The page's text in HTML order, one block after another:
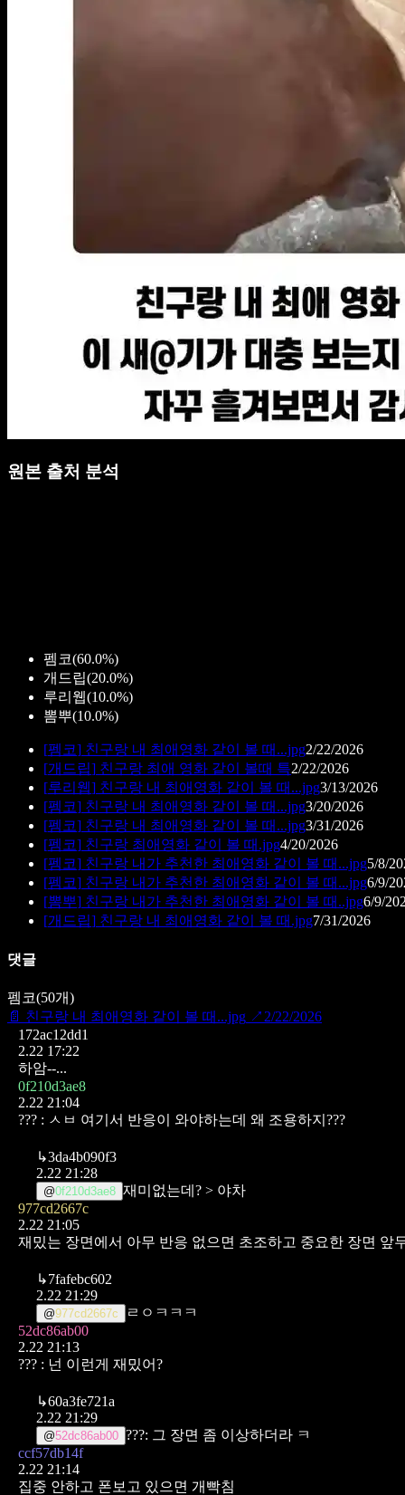
원본 출처 분석
펨코(60.0%)
개드립(20.0%)
루리웹(10.0%)
뽐뿌(10.0%)
[펨코] 친구랑 내 최애영화 같이 볼 때...jpg2/22/2026
[개드립] 친구랑 최애 영화 같이 볼때 특2/22/2026
[루리웹] 친구랑 내 최애영화 같이 볼 때...jpg3/13/2026
[펨코] 친구랑 내 최애영화 같이 볼 때...jpg3/20/2026
[펨코] 친구랑 내 최애영화 같이 볼 때...jpg3/31/2026
[펨코] 친구랑 최애영화 같이 볼 때.jpg4/20/2026
[펨코] 친구랑 내가 추천한 최애영화 같이 볼 때...jpg5/8/
[펨코] 친구랑 내가 추천한 최애영화 같이 볼 때...jpg6/9/
[뽐뿌] 친구랑 내가 추천한 최애영화 같이 볼 때..jpg6/9/
[개드립] 친구랑 내 최애영화 같이 볼 때.jpg7/31/2026
댓글
펨코(50개)
📄 친구랑 내 최애영화 같이 볼 때...jpg ↗ 2/22/2026
172ac12dd1
2.22 17:22
하암--...
0f210d3ae8
2.22 21:04
??? : ㅅㅂ 여기서 반응이 와야하는데 왜 조용하지???
↳3da4b090f3
2.22 21:28
@0f210d3ae8 재미없는데? > 야차
977cd2667c
2.22 21:05
재밌는 장면에서 아무 반응 없으면 초조하고 중요한 장면 앞
↳7fafebc602
2.22 21:29
@977cd2667c
ㄹㅇㅋㅋㅋ
52dc86ab00
2.22 21:13
??? : 넌 이런게 재밌어?
↳60a3fe721a
2.22 21:29
@52dc86ab00 ???: 그 장면 좀 이상하더라 ㅋ
ccf57db14f
2.22 21:14
집중 안하고 폰보고 있으면 개빡침